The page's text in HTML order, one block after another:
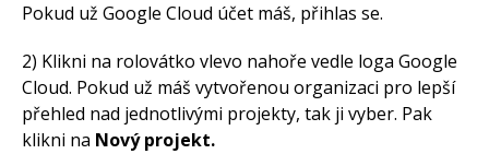
Co jsou symboly značky
Co má obsahovat stránka o
Pokud už Google Cloud účet máš, přihlas se.
2) Klikni na rolovátko vlevo nahoře vedle loga Google
Cloud. Pokud už máš vytvořenou organizaci pro lepší
přehled nad jednotlivými projekty, tak ji vyber. Pak
klikni na Nový projekt.